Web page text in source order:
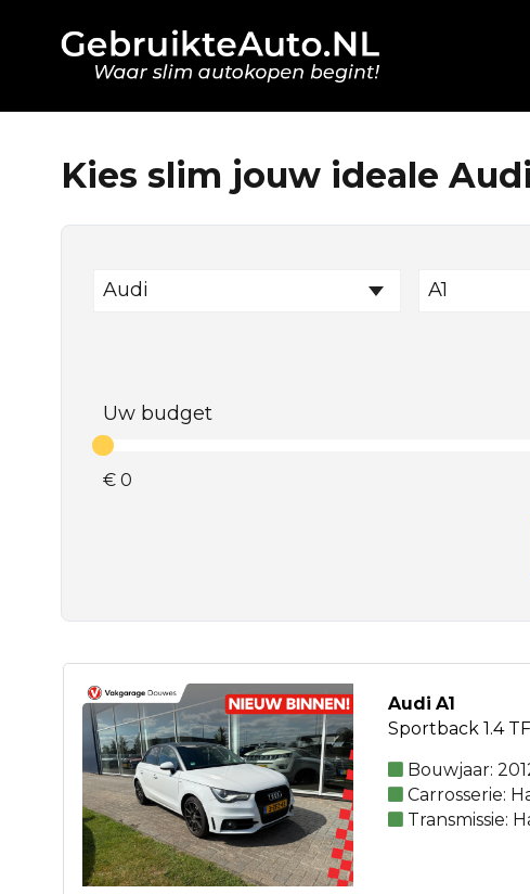
Kies slim jouw ideale
Audi A1
Uw budget
€ 0
Audi A1
Sportback 1.4
Bouwjaar:
Carrosserie:
Transmissie: